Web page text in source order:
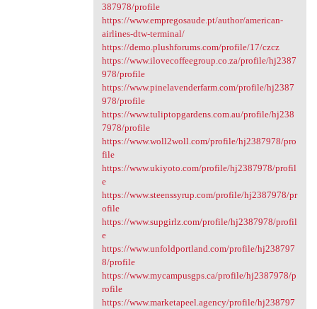
387978/profile
https://www.empregosaude.pt/author/american-
airlines-dtw-terminal/
https://demo.plushforums.com/profile/17/czcz
https://www.ilovecoffeegroup.co.za/profile/hj2387
978/profile
https://www.pinelavenderfarm.com/profile/hj2387
978/profile
https://www.tuliptopgardens.com.au/profile/hj238
7978/profile
https://www.woll2woll.com/profile/hj2387978/pro
file
https://www.ukiyoto.com/profile/hj2387978/profil
e
https://www.steenssyrup.com/profile/hj2387978/pr
ofile
https://www.supgirlz.com/profile/hj2387978/profil
e
https://www.unfoldportland.com/profile/hj238797
8/profile
https://www.mycampusgps.ca/profile/hj2387978/p
rofile
https://www.marketapeel.agency/profile/hj238797